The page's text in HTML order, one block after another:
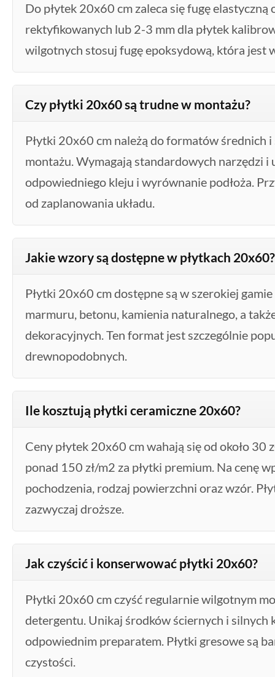
Do płytek 20x60 cm zaleca się fugę elastyczną
rektyfikowanych lub 2-3 mm dla płytek
wilgotnych stosuj fugę epoksydową, która jest
Czy płytki 20x60 są trudne w montażu?
Płytki 20x60 cm należą do formatów średnich
montażu. Wymagają standardowych narzędzi i
odpowiedniego kleju i wyrównanie podłoża.
od zaplanowania układu.
Jakie wzory są dostępne w płytkach 20x60?
Płytki 20x60 cm dostępne są w szerokiej
marmuru, betonu, kamienia naturalnego, a
dekoracyjnych. Ten format jest szczególnie
drewnopodobnych.
Ile kosztują płytki ceramiczne 20x60?
Ceny płytek 20x60 cm wahają się od około 30
ponad 150 zł/m2 za płytki premium. Na cenę
pochodzenia, rodzaj powierzchni oraz wzór.
zazwyczaj droższe.
Jak czyścić i konserwować płytki 20x60?
Płytki 20x60 cm czyść regularnie wilgotnym
detergentu. Unikaj środków ściernych i silnych
odpowiednim preparatem. Płytki gresowe są
czystości.